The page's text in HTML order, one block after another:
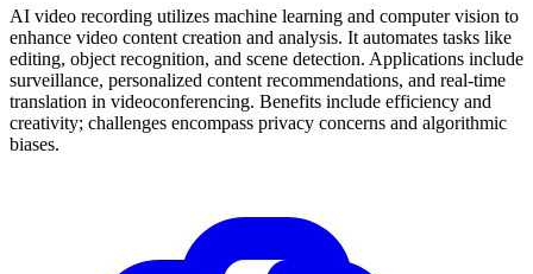
AI video recording utilizes machine learning and computer vision to
enhance video content creation and analysis. It automates tasks like
editing, object recognition, and scene detection. Applications include
surveillance, personalized content recommendations, and real-time
translation in videoconferencing. Benefits include efficiency and
creativity; challenges encompass privacy concerns and algorithmic
biases.